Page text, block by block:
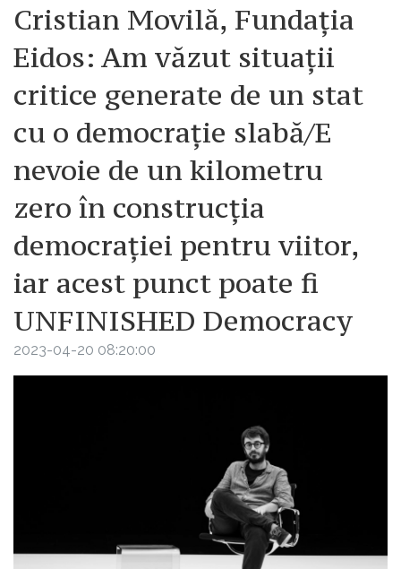
Cristian Movilă, Fundația
Eidos: Am văzut situații
critice generate de un stat
cu o democrație slabă/E
nevoie de un kilometru
zero în construcția
democrației pentru viitor,
iar acest punct poate fi
UNFINISHED Democracy
2023-04-20 08:20:00